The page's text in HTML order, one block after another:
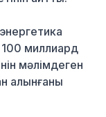
100 миллиард
мәлімдеген
алынғаны